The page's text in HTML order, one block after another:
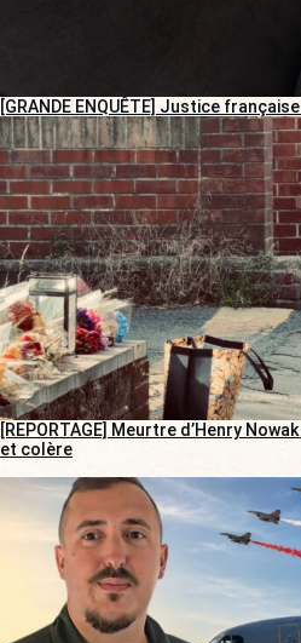
[GRANDE ENQUÊTE] Justice
[REPORTAGE] Meurtre d’Henry
et colère